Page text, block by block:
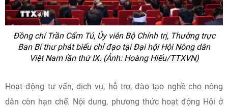
Đồng chí Trần Cẩm Tú, Ủy viên Bộ Chính trị, Thường trực
Ban Bí thư phát biểu chỉ đạo tại Đại hội Hội Nông dân
Việt Nam lần thứ IX. (Ảnh: Hoàng Hiếu/TTXVN)
Hoạt động tư vấn, dịch vụ, hỗ trợ, đào tạo nghề cho nông
dân còn hạn chế. Nội dung, phương thức hoạt động Hội ở